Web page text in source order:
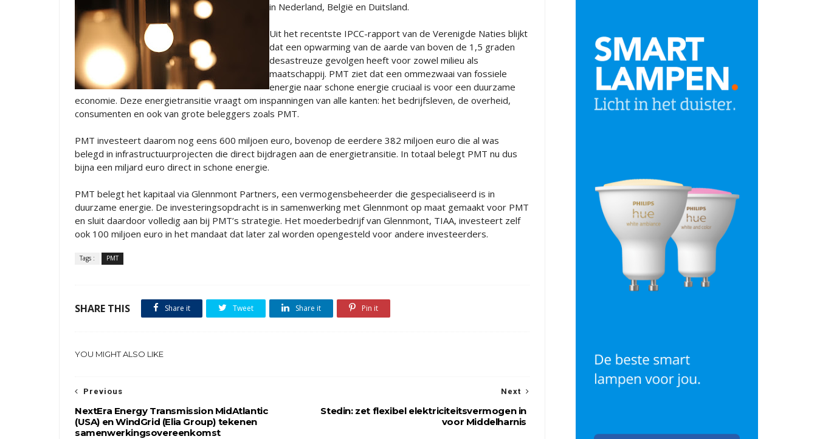
in Nederland, België en Duitsland.
Uit het recentste IPCC-rapport van de Verenigde Naties blijkt
dat een opwarming van de aarde van boven de 1,5 graden
desastreuze gevolgen heeft voor zowel milieu als
maatschappij. PMT ziet dat een ommezwaai van fossiele
energie naar schone energie cruciaal is voor een duurzame
economie. Deze energietransitie vraagt om inspanningen van alle kanten: het bedrijfsleven, de overheid,
consumenten en ook van grote beleggers zoals PMT.
PMT investeert daarom nog eens 600 miljoen euro, bovenop de eerdere 382 miljoen euro die al was
belegd in infrastructuurprojecten die direct bijdragen aan de energietransitie. In totaal belegt PMT nu dus
bijna een miljard euro direct in schone energie.
PMT belegt het kapitaal via Glennmont Partners, een vermogensbeheerder die gespecialiseerd is in
duurzame energie. De investeringsopdracht is in samenwerking met Glennmont op maat gemaakt voor PMT
en sluit daardoor volledig aan bij PMT’s strategie. Het moederbedrijf van Glennmont, TIAA, investeert zelf
ook 100 miljoen euro in het mandaat dat later zal worden opengesteld voor andere investeerders.
Tags : PMT
SHARE THIS Share it Tweet Share it Pin it
YOU MIGHT ALSO LIKE
Next
Stedin: zet flexibel elektriciteitsvermogen in
voor Middelharnis
Previous
NextEra Energy Transmission MidAtlantic
(USA) en WindGrid (Elia Group) tekenen
samenwerkingsovereenkomst